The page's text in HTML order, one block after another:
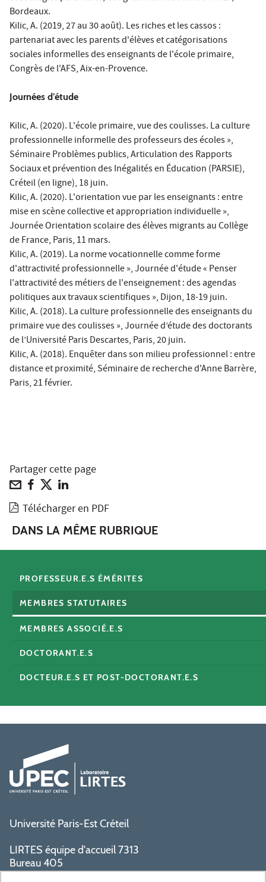
Bordeaux.
Kilic, A. (2019, 27 au 30 août). Les riches et les cassos :
partenariat avec les parents d'élèves et catégorisations
sociales informelles des enseignants de l'école primaire,
Congrès de l'AFS, Aix-en-Provence.
Journées d’étude
Kilic, A. (2020). L'école primaire, vue des coulisses. La culture
professionnelle informelle des professeurs des écoles »,
Séminaire Problèmes publics, Articulation des Rapports
Sociaux et prévention des Inégalités en Éducation (PARSIE),
Créteil (en ligne), 18 juin.
Kilic, A. (2020). L'orientation vue par les enseignants : entre
mise en scène collective et appropriation individuelle »,
Journée Orientation scolaire des élèves migrants au Collège
de France, Paris, 11 mars.
Kilic, A. (2019). La norme vocationnelle comme forme
d'attractivité professionnelle », Journée d'étude « Penser
l'attractivité des métiers de l'enseignement : des agendas
politiques aux travaux scientifiques », Dijon, 18-19 juin.
Kilic, A. (2018). La culture professionnelle des enseignants du
primaire vue des coulisses », Journée d’étude des doctorants
de l’Université Paris Descartes, Paris, 20 juin.
Kilic, A. (2018). Enquêter dans son milieu professionnel : entre
distance et proximité, Séminaire de recherche d'Anne Barrère,
Paris, 21 février.
Partager cette page
Télécharger en PDF
DANS LA MÊME RUBRIQUE
PROFESSEUR.E.S ÉMÉRITES
MEMBRES STATUTAIRES
MEMBRES ASSOCIÉ.E.S
DOCTORANT.E.S
DOCTEUR.E.S ET POST-DOCTORANT.E.S
Université Paris-Est Créteil
LIRTES équipe d'accueil 7313
Bureau 405
Bâtiment La Pyramide